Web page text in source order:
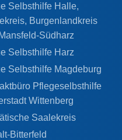
Selbsthilfe Halle,
Burgenlandkreis
Südharz
Selbsthilfe Harz
Selbsthilfe Magdeburg
Pflegeselbsthilfe
Wittenberg
Saalekreis
Bitterfeld